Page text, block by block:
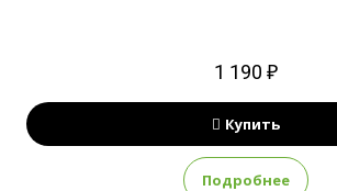
1 190 ₽
Купить
Подробнее